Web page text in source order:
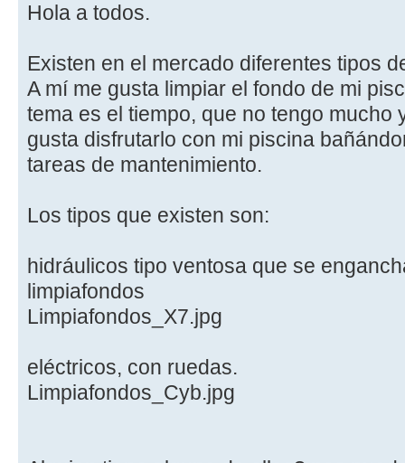
Hola a todos.
Existen en el mercado diferentes tipos
A mí me gusta limpiar el fondo de mi
tema es el tiempo, que no tengo mucho
gusta disfrutarlo con mi piscina
tareas de mantenimiento.
Los tipos que existen son:
hidráulicos tipo ventosa que se
limpiafondos
Limpiafondos_X7.jpg
eléctricos, con ruedas.
Limpiafondos_Cyb.jpg